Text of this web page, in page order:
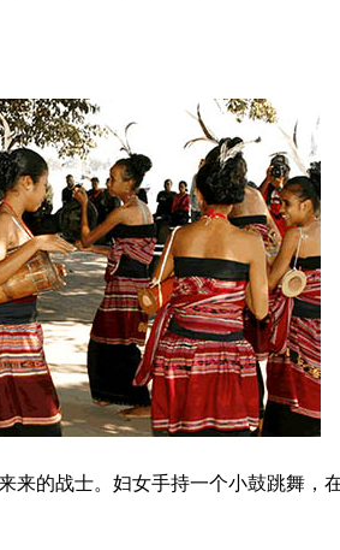
的战士。妇女手持一个小鼓跳舞，